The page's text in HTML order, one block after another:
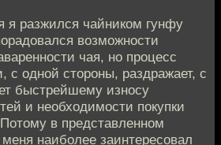
я разжился чайником гунфу
возможности
чая, но процесс
с одной стороны, раздражает, с
быстрейшему износу
и необходимости покупки
в представленном
наиболее заинтересовал